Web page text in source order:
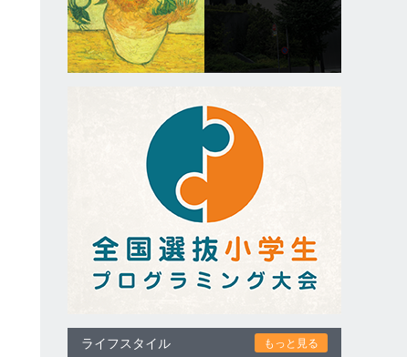
ライフスタイル もっと見る